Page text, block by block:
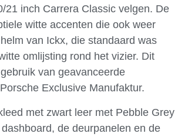
21 inch Carrera Classic velgen. De
witte accenten die ook weer
van Ickx, die standaard was
omlijsting rond het vizier. Dit
van geavanceerde
Exclusive Manufaktur.
met zwart leer met Pebble Grey
de deurpanelen en de